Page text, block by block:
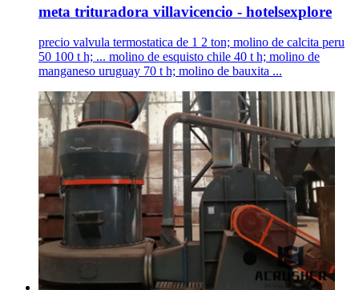
meta trituradora villavicencio - hotelsexplore
precio valvula termostatica de 1 2 ton; molino de calcita peru
50 100 t h; ... molino de esquisto chile 40 t h; molino de
manganeso uruguay 70 t h; molino de bauxita ...